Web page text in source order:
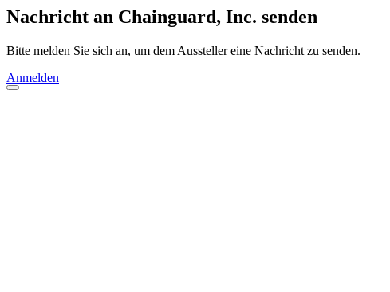
Nachricht an Chainguard, Inc. senden
Bitte melden Sie sich an, um dem Aussteller eine Nachricht zu senden.
Anmelden